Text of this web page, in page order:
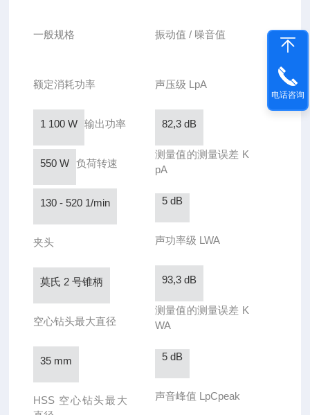
一般规格
额定消耗功率
1 100 W 输出功率
550 W 负荷转速
130 - 520 1/min
夹头
莫氏 2 号锥柄
空心钻头最大直径
35 mm
HSS 空心钻头最大
振动值 / 噪音值
声压级 LpA
82,3 dB
测量值的测量误差 K
pA
5 dB
声功率级 LWA
93,3 dB
测量值的测量误差 K
WA
5 dB
声音峰值 LpCpeak
电话咨询